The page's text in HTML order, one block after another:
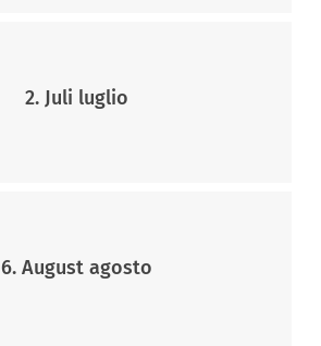
2. Juli luglio
6. August agosto